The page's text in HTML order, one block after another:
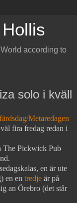
according to
solo i kväll
Metaredagen
fira fredag redan i
The Pickwick Pub
en är ute
en en tredje är på
an Örebro (det står